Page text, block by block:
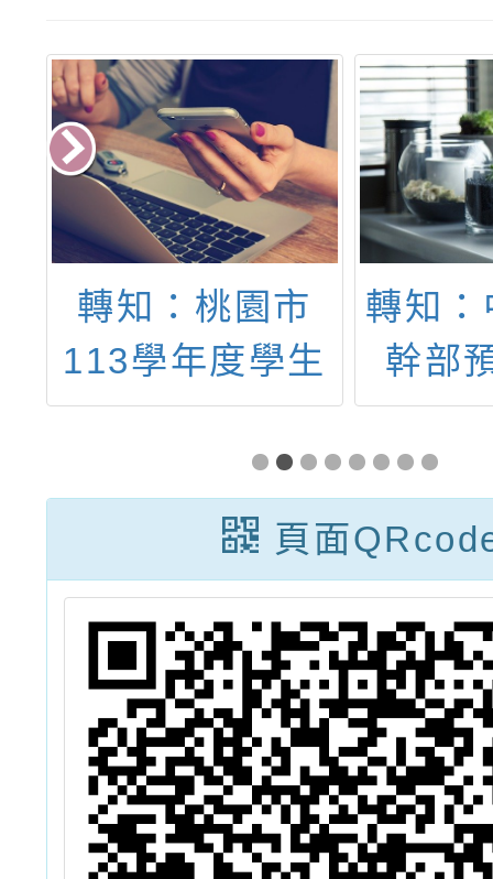
轉知：桃園市
113學年度學生
美術比賽實施要
轉知
幹部
113學
部招
頁面